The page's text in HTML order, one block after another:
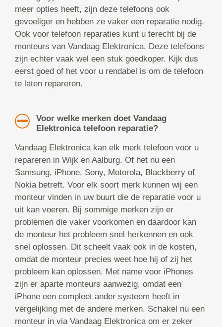
meer opties heeft, zijn deze telefoons ook
gevoeliger en hebben ze vaker een reparatie nodig.
Ook voor telefoon reparaties kunt u terecht bij de
monteurs van Vandaag Elektronica. Deze telefoons
zijn echter vaak wel een stuk goedkoper. Kijk dus
eerst goed of het voor u rendabel is om de telefoon
te laten repareren.
Voor welke merken doet Vandaag
Elektronica telefoon reparatie?
Vandaag Elektronica kan elk merk telefoon voor u
repareren in Wijk en Aalburg. Of het nu een
Samsung, iPhone, Sony, Motorola, Blackberry of
Nokia betreft. Voor elk soort merk kunnen wij een
monteur vinden in uw buurt die de reparatie voor u
uit kan voeren. Bij sommige merken zijn er
problemen die vaker voorkomen en daardoor kan
de monteur het probleem snel herkennen en ook
snel oplossen. Dit scheelt vaak ook in de kosten,
omdat de monteur precies weet hoe hij of zij het
probleem kan oplossen. Met name voor iPhones
zijn er aparte monteurs aanwezig, omdat een
iPhone een compleet ander systeem heeft in
vergelijking met de andere merken. Schakel nu een
monteur in via Vandaag Elektronica om er zeker